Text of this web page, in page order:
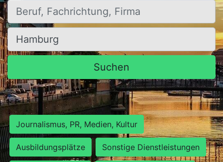
Beruf, Fachrichtung, Firma
Ort, Stadt
Suchen
Journalismus, PR, Medien, Kultur
Ausbildungsplätze Sonstige Dienstleistungen